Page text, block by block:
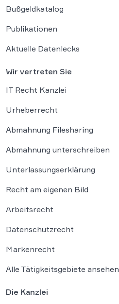
Bußgeldkatalog
Publikationen
Aktuelle Datenlecks
Wir vertreten Sie
IT Recht Kanzlei
Urheberrecht
Abmahnung Filesharing
Abmahnung unterschreiben
Unterlassungserklärung
Recht am eigenen Bild
Arbeitsrecht
Datenschutzrecht
Markenrecht
Alle Tätigkeitsgebiete ansehen
Die Kanzlei